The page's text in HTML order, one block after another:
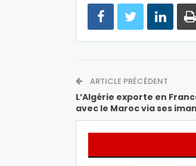
ARTICLE PRÉCÉDENT
L’Algérie exporte en
avec le Maroc via ses